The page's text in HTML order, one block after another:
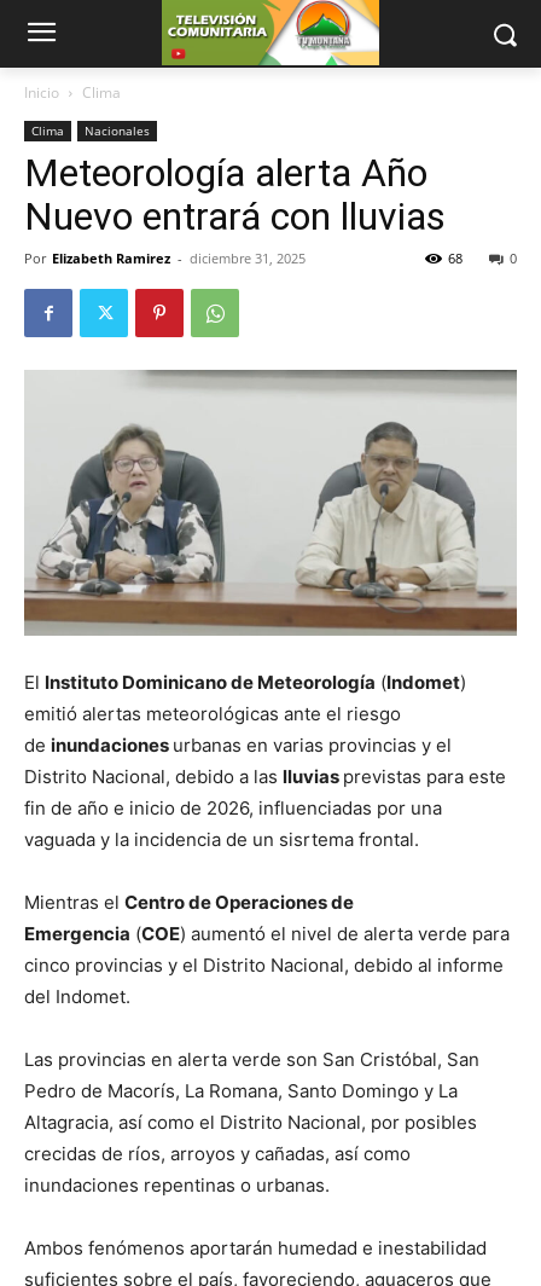
Inicio Clima
Clima Nacionales
Meteorología alerta Año
Nuevo entrará con lluvias
Por Elizabeth Ramirez - diciembre 31, 2025 0
68
El Instituto Dominicano de Meteorología (Indomet)
emitió alertas meteorológicas ante el riesgo
de inundaciones urbanas en varias provincias y el
Distrito Nacional, debido a las lluvias previstas para este
fin de año e inicio de 2026, influenciadas por una
vaguada y la incidencia de un sisrtema frontal.
Mientras el Centro de Operaciones de
Emergencia (COE) aumentó el nivel de alerta verde para
cinco provincias y el Distrito Nacional, debido al informe
del Indomet.
Las provincias en alerta verde son San Cristóbal, San
Pedro de Macorís, La Romana, Santo Domingo y La
Altagracia, así como el Distrito Nacional, por posibles
crecidas de ríos, arroyos y cañadas, así como
inundaciones repentinas o urbanas.
Ambos fenómenos aportarán humedad e inestabilidad
suficientes sobre el país, favoreciendo, aguaceros que